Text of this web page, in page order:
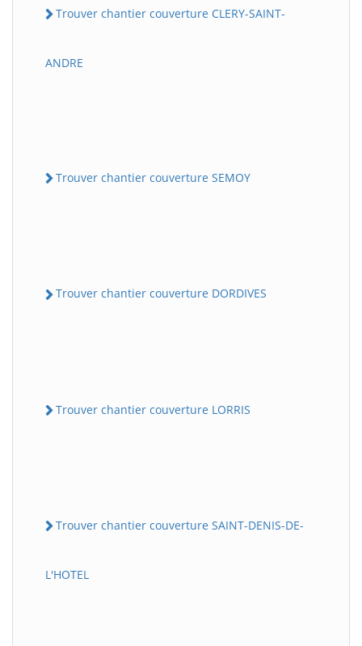
Trouver chantier couverture CLERY-SAINT-
ANDRE
Trouver chantier couverture SEMOY
Trouver chantier couverture DORDIVES
Trouver chantier couverture LORRIS
Trouver chantier couverture SAINT-DENIS-DE-
L'HOTEL